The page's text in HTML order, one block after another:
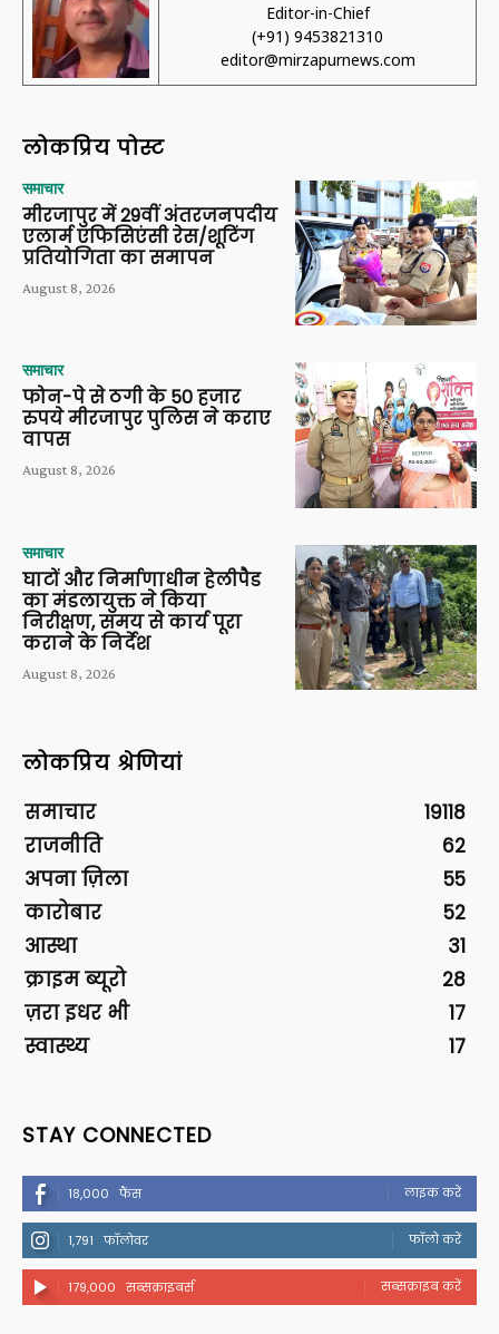
Editor-in-Chief
(+91) 9453821310
editor@mirzapurnews.com
लोकप्रिय पोस्ट
समाचार
मीरजापुर में 29वीं अंतरजनपदीय
एलार्म एफिसिएंसी रेस/शूटिंग
प्रतियोगिता का समापन
August 8, 2026
समाचार
फोन-पे से ठगी के 50 हजार
रुपये मीरजापुर पुलिस ने कराए
वापस
August 8, 2026
समाचार
घाटों और निर्माणाधीन हेलीपैड
का मंडलायुक्त ने किया
निरीक्षण, समय से कार्य पूरा
कराने के निर्देश
August 8, 2026
लोकप्रिय श्रेणियां
समाचार
19118
राजनीति
62
अपना ज़िला
55
कारोबार
52
आस्था
31
क्राइम ब्यूरो
28
ज़रा इधर भी
17
स्वास्थ्य
17
STAY CONNECTED
18,000 फैंस लाइक करें
1,791 फॉलोवर फॉलो करें
179,000 सब्सक्राइबर्स सब्सक्राइब करें